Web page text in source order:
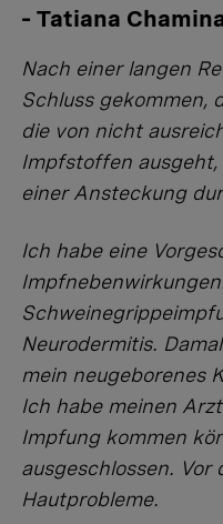
– Tatiana
Nach einer langen
Schluss gekommen,
die von nicht
Impfstoffen ausgeht,
einer Ansteckung
Ich habe eine
Neurodermitis.
mein neugeborenes
Ich habe meinen
Impfung kommen
ausgeschlossen.
Hautprobleme.